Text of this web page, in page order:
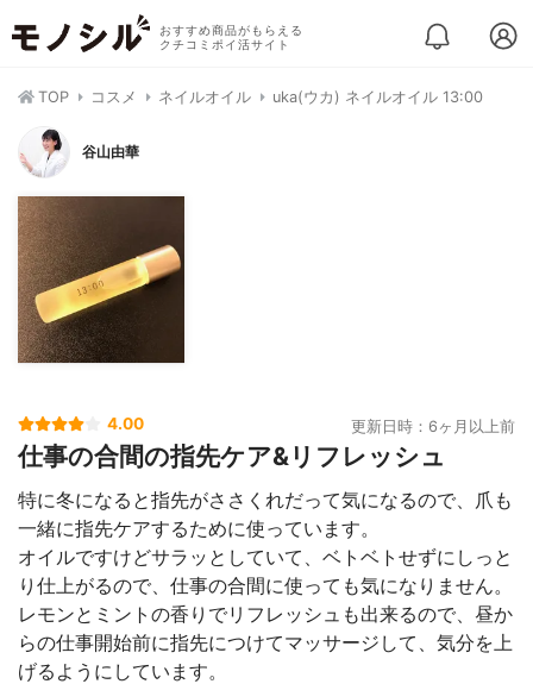
おすすめ商品がもらえる
クチコミポイ活サイト
TOP コスメ ネイルオイル uka(ウカ) ネイルオイル 13:00
谷山由華
4.00 更新日時：6ヶ月以上前
仕事の合間の指先ケア&リフレッシュ
特に冬になると指先がささくれだって気になるので、爪も
一緒に指先ケアするために使っています。
オイルですけどサラッとしていて、ベトベトせずにしっと
り仕上がるので、仕事の合間に使っても気になりません。
レモンとミントの香りでリフレッシュも出来るので、昼か
らの仕事開始前に指先につけてマッサージして、気分を上
げるようにしています。